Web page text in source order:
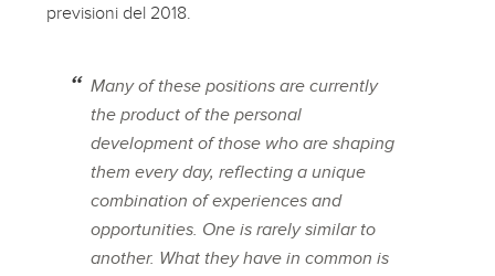
previsioni del 2018.
Many of these positions are currently
the product of the personal
development of those who are shaping
them every day, reflecting a unique
combination of experiences and
opportunities. One is rarely similar to
another. What they have in common is